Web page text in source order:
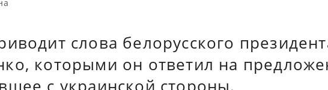
слова белорусского
которыми он ответил на